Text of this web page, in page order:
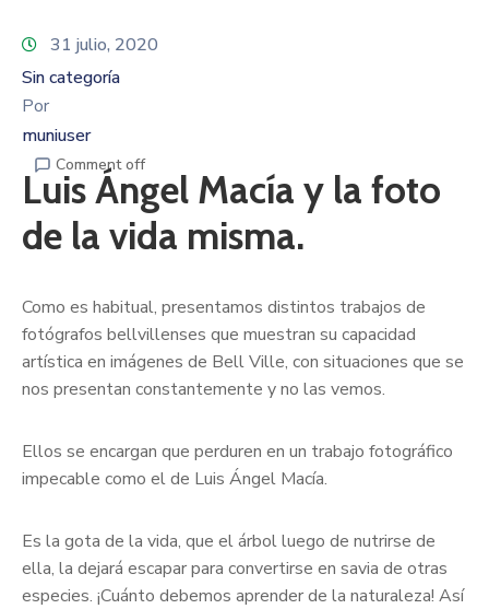
31 julio, 2020
Sin categoría
Por
muniuser
Comment off
Luis Ángel Macía y la foto
de la vida misma.
Como es habitual, presentamos distintos trabajos de
fotógrafos bellvillenses que muestran su capacidad
artística en imágenes de Bell Ville, con situaciones que se
nos presentan constantemente y no las vemos.
Ellos se encargan que perduren en un trabajo fotográfico
impecable como el de Luis Ángel Macía.
Es la gota de la vida, que el árbol luego de nutrirse de
ella, la dejará escapar para convertirse en savia de otras
especies. ¡Cuánto debemos aprender de la naturaleza! Así